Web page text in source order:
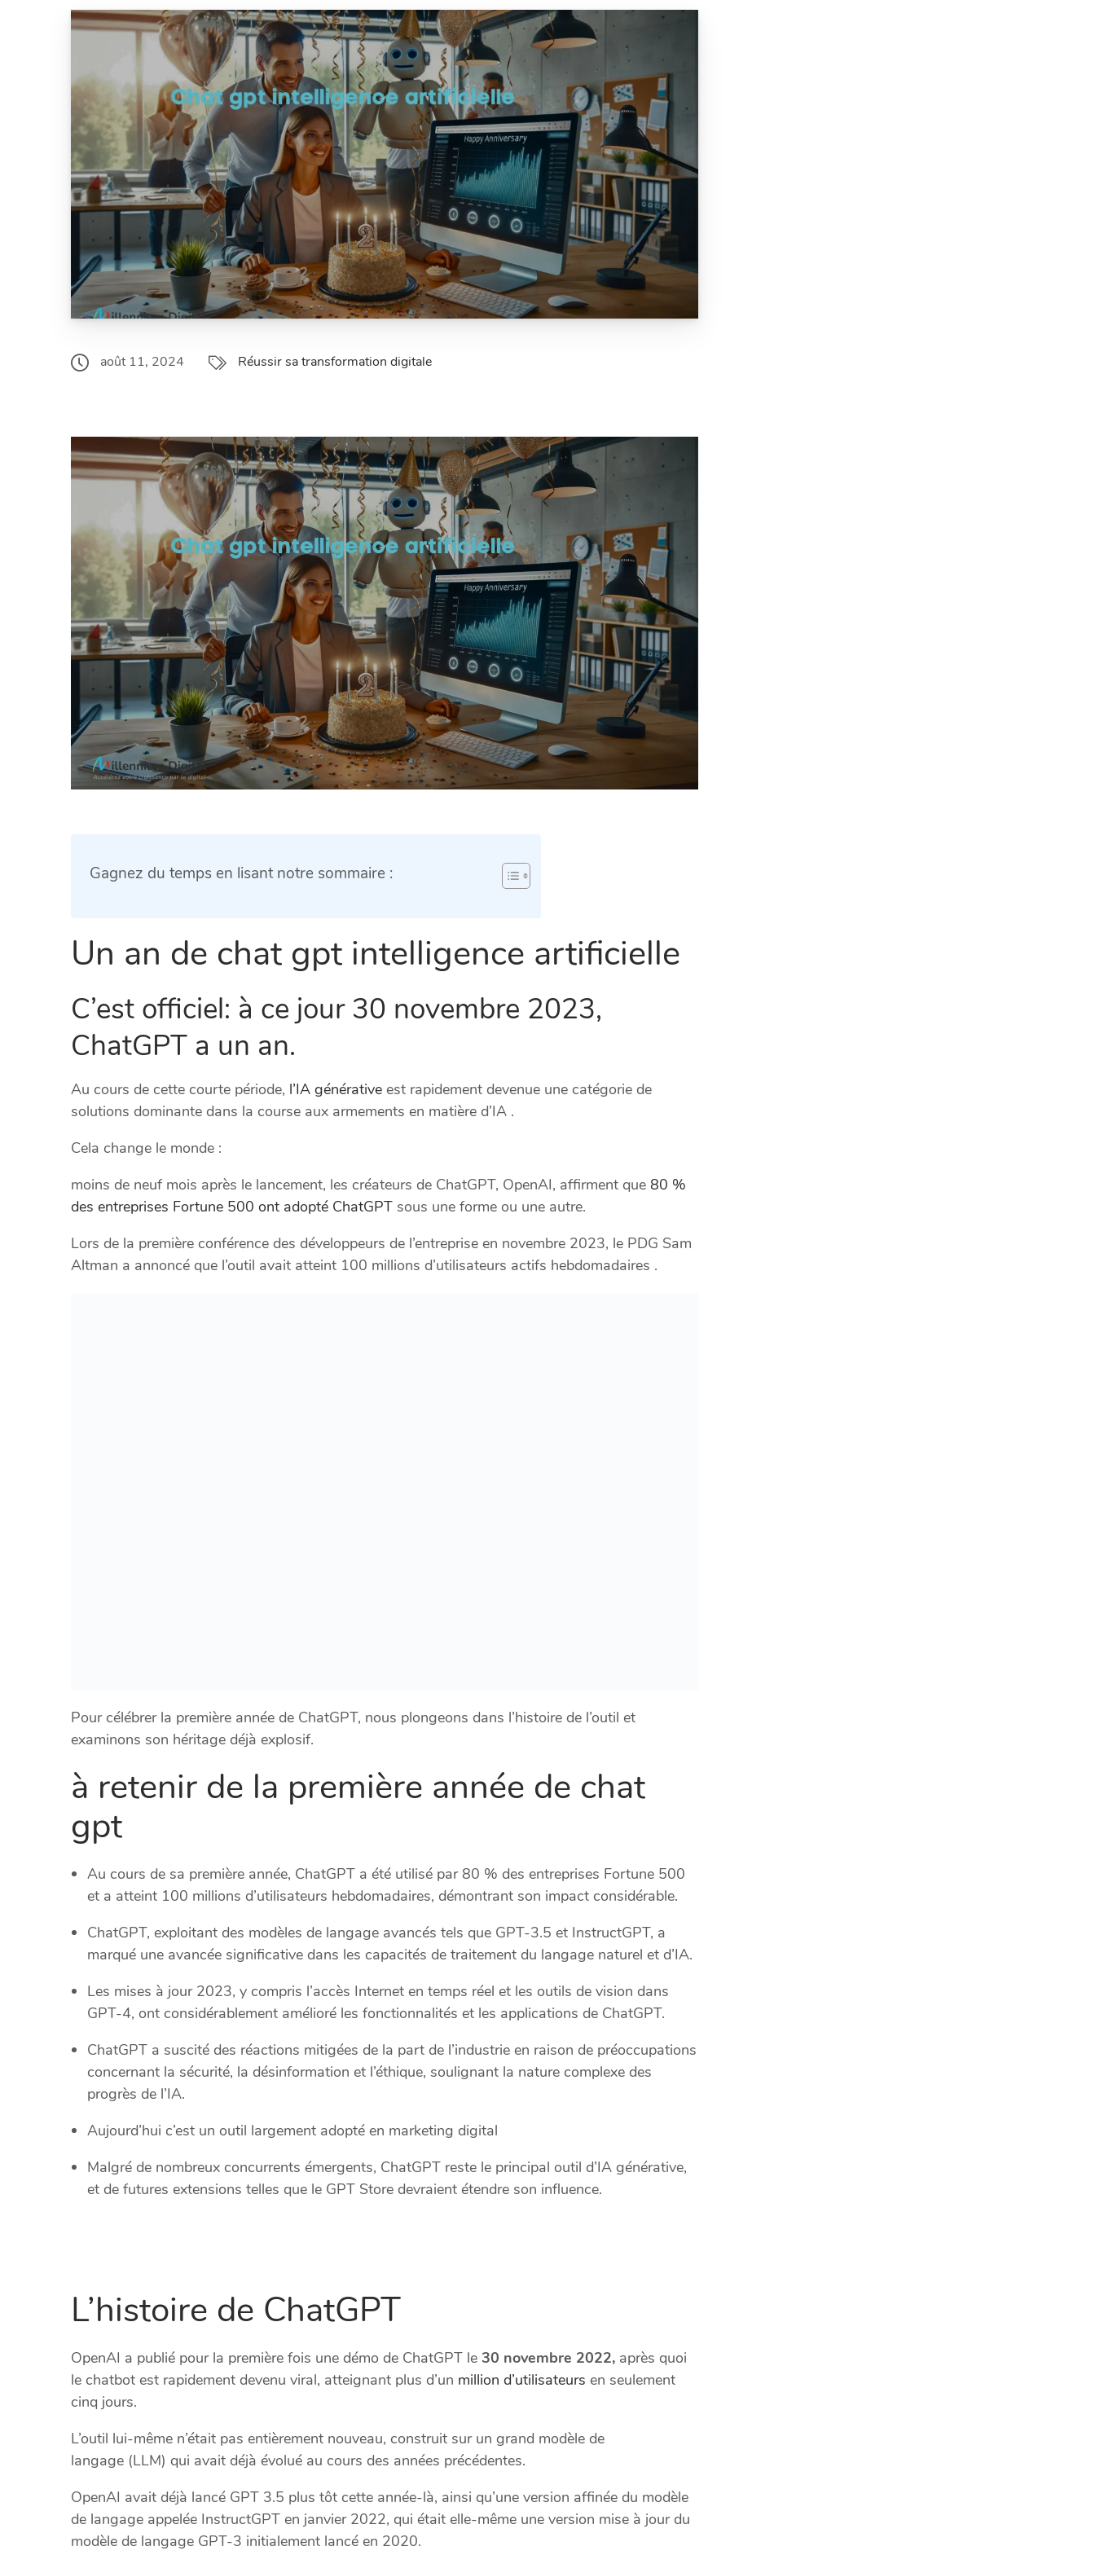
août 11, 2024 Réussir sa transformation digitale
Gagnez du temps en lisant notre sommaire :
Un an de chat gpt intelligence artificielle
C’est officiel: à ce jour 30 novembre 2023,
ChatGPT a un an.
Au cours de cette courte période, l’IA générative est rapidement devenue une catégorie de
solutions dominante dans la course aux armements en matière d’IA .
Cela change le monde :
moins de neuf mois après le lancement, les créateurs de ChatGPT, OpenAI, affirment que 80 %
des entreprises Fortune 500 ont adopté ChatGPT sous une forme ou une autre.
Lors de la première conférence des développeurs de l’entreprise en novembre 2023, le PDG Sam
Altman a annoncé que l’outil avait atteint 100 millions d’utilisateurs actifs hebdomadaires .
Pour célébrer la première année de ChatGPT, nous plongeons dans l’histoire de l’outil et
examinons son héritage déjà explosif.
à retenir de la première année de chat
gpt
Au cours de sa première année, ChatGPT a été utilisé par 80 % des entreprises Fortune 500
et a atteint 100 millions d’utilisateurs hebdomadaires, démontrant son impact considérable.
ChatGPT, exploitant des modèles de langage avancés tels que GPT-3.5 et InstructGPT, a
marqué une avancée significative dans les capacités de traitement du langage naturel et d’IA.
Les mises à jour 2023, y compris l’accès Internet en temps réel et les outils de vision dans
GPT-4, ont considérablement amélioré les fonctionnalités et les applications de ChatGPT.
ChatGPT a suscité des réactions mitigées de la part de l’industrie en raison de préoccupations
concernant la sécurité, la désinformation et l’éthique, soulignant la nature complexe des
progrès de l’IA.
Aujourd’hui c’est un outil largement adopté en marketing digital
Malgré de nombreux concurrents émergents, ChatGPT reste le principal outil d’IA générative,
et de futures extensions telles que le GPT Store devraient étendre son influence.
L’histoire de ChatGPT
OpenAI a publié pour la première fois une démo de ChatGPT le 30 novembre 2022, après quoi
le chatbot est rapidement devenu viral, atteignant plus d’un million d’utilisateurs en seulement
cinq jours.
L’outil lui-même n’était pas entièrement nouveau, construit sur un grand modèle de
langage (LLM) qui avait déjà évolué au cours des années précédentes.
OpenAI avait déjà lancé GPT 3.5 plus tôt cette année-là, ainsi qu’une version affinée du modèle
de langage appelée InstructGPT en janvier 2022, qui était elle-même une version mise à jour du
modèle de langage GPT-3 initialement lancé en 2020.